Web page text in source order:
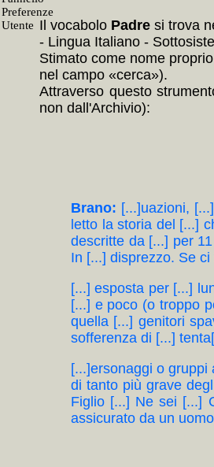
Il vocabolo Padre si trova
- Lingua Italiano -
Stimato come nome
nel campo «cerca»).
Attraverso questo
non dall'Archivio):
Brano: [...]uazioni,
letto la storia del [...]
descritte da [...] per
In [...] disprezzo. Se
[...] esposta per [...]
[...] e poco (o troppo
quella [...] genitori
sofferenza di [...]
[...]ersonaggi o
di tanto più grave
Figlio [...] Ne sei [...]
assicurato da un